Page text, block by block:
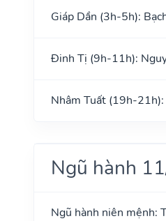
Giáp Dần (3h-5h):
Đinh Tị (9h-11h):
Nhâm Tuất (19h-
Ngũ hành
Ngũ hành niên mệnh: